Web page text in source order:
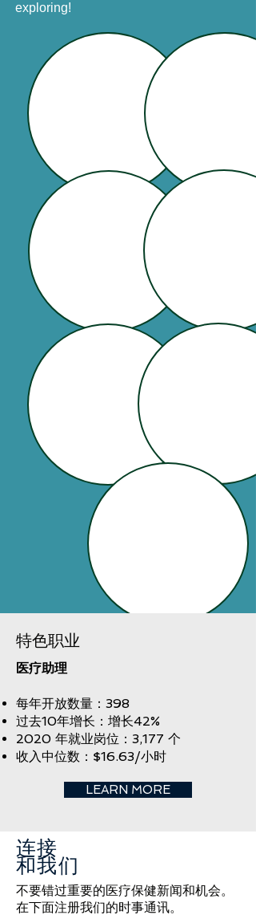
exploring!
Technologist
特色职业
医疗助理
每年开放数量：398
过去10年增长：增长42%
2020 年就业岗位：3,177 个
收入中位数：$16.63/小时
LEARN MORE
连接
和我们
不要错过重要的医疗保健新闻和机会。
在下面注册我们的时事通讯。